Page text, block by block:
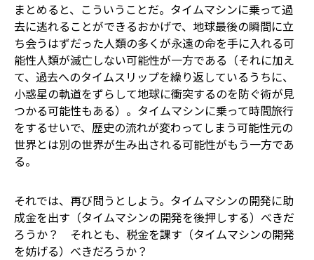
まとめると、こういうことだ。タイムマシンに乗って過
去に逃れることができるおかげで、地球最後の瞬間に立
ち会うはずだった人類の多くが永遠の命を手に入れる可
能性――人類が滅亡しない可能性――が一方である（それに加え
て、過去へのタイムスリップを繰り返しているうちに、
小惑星の軌道をずらして地球に衝突するのを防ぐ術が見
つかる可能性もある）。タイムマシンに乗って時間旅行
をするせいで、歴史の流れが変わってしまう可能性――元の
世界とは別の世界が生み出される可能性――がもう一方であ
る。
それでは、再び問うとしよう。タイムマシンの開発に助
成金を出す（タイムマシンの開発を後押しする）べきだ
ろうか？ それとも、税金を課す（タイムマシンの開発
を妨げる）べきだろうか？